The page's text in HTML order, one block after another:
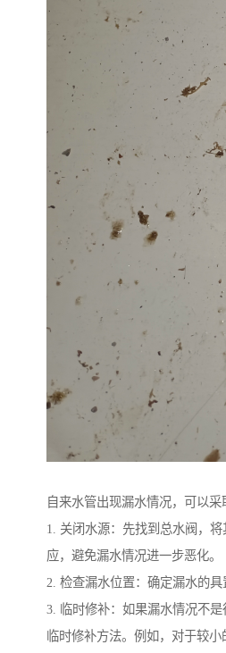
自来水管出现漏水情况，可以采
1. 关闭水源：先找到总水阀，
应，避免漏水情况进一步恶化。
2. 检查漏水位置：确定漏水的具
3. 临时修补：如果漏水情况不
临时修补方法。例如，对于较